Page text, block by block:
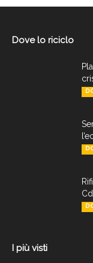
Dove lo riciclo
I più visti